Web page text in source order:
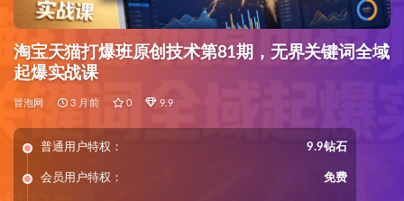
淘宝天猫打爆班原创技术第81期，无界关键词全域
起爆实战课
冒泡网 3 月前 0 9.9
普通用户特权： 9.9钻石
会员用户特权： 免费